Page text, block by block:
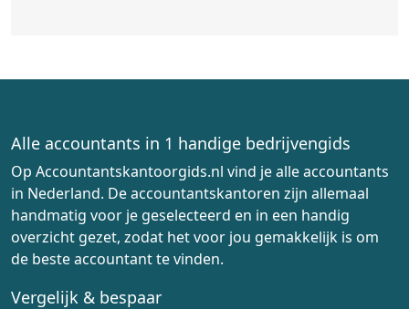
Alle accountants in 1 handige bedrijvengids
Op Accountantskantoorgids.nl vind je alle accountants
in Nederland. De accountantskantoren zijn allemaal
handmatig voor je geselecteerd en in een handig
overzicht gezet, zodat het voor jou gemakkelijk is om
de beste accountant te vinden.
Vergelijk & bespaar